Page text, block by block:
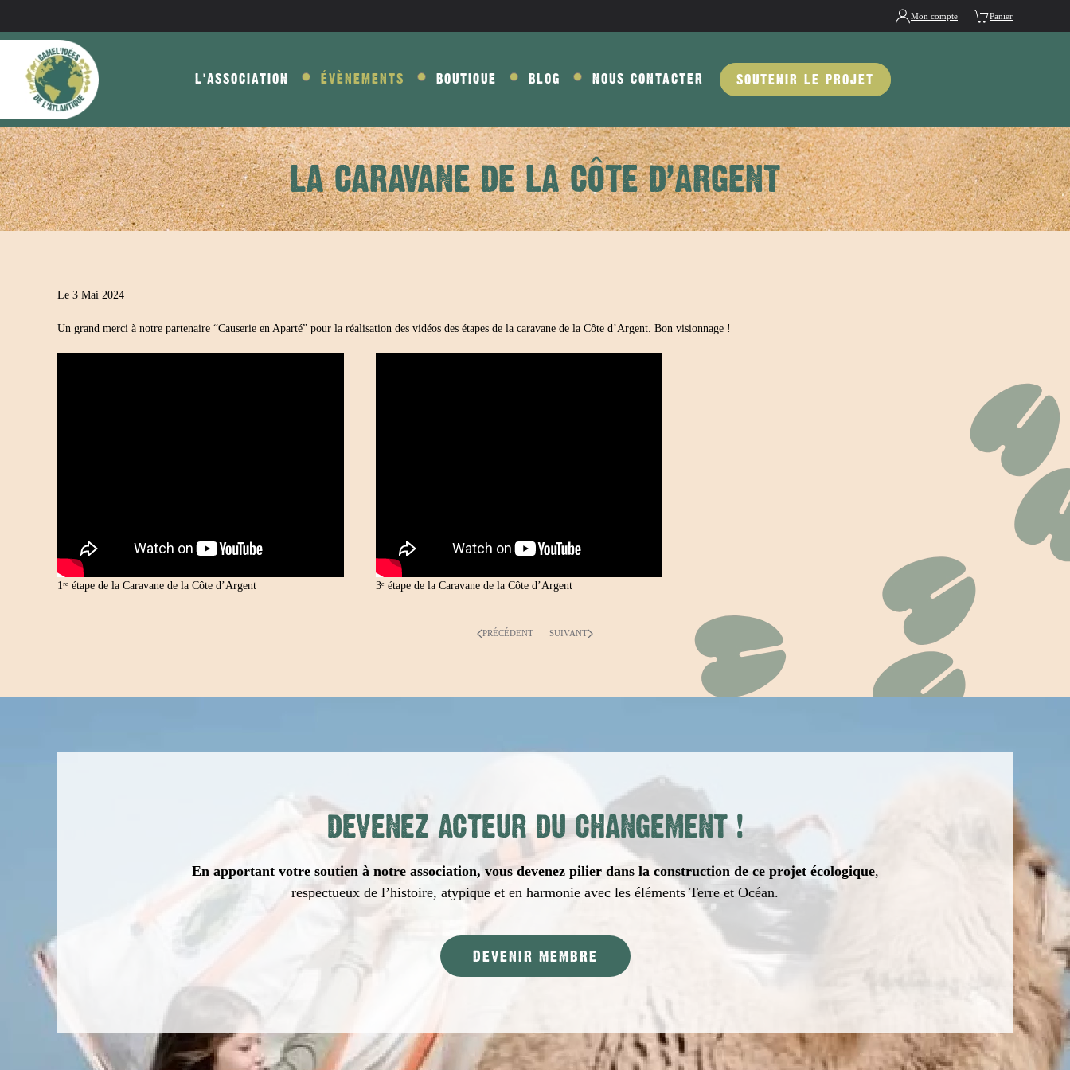
Skip to main content
Mon compte Panier
L'ASSOCIATION ÉVÈNEMENTS BOUTIQUE BLOG NOUS CONTACTER SOUTENIR LE PROJET
LA CARAVANE DE LA CÔTE D’ARGENT
Le 3 Mai 2024
Un grand merci à notre partenaire “Causerie en Aparté” pour la réalisation des vidéos des étapes de la caravane de la Côte d’Argent. Bon visionnage !
1ʳᵉ étape de la Caravane de la Côte d’Argent 3ᵉ étape de la Caravane de la Côte d’Argent
PRÉCÉDENT SUIVANT
DEVENEZ ACTEUR DU CHANGEMENT!
En apportant votre soutien à notre association, vous devenez pilier dans la construction de ce projet écologique,
respectueux de l’histoire, atypique et en harmonie avec les éléments Terre et Océan.
DEVENIR MEMBRE